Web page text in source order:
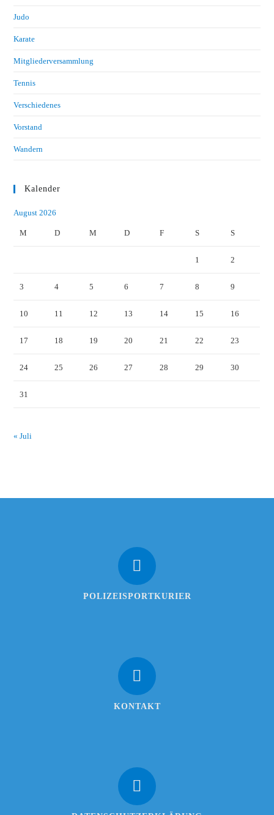
Judo
Karate
Mitgliederversammlung
Tennis
Verschiedenes
Vorstand
Wandern
Kalender
August 2026
M D M D F S S
1 2
3 4 5 6 7 8 9
10 11 12 13 14 15 16
17 18 19 20 21 22 23
24 25 26 27 28 29 30
31
« Juli
POLIZEISPORTKURIER
KONTAKT